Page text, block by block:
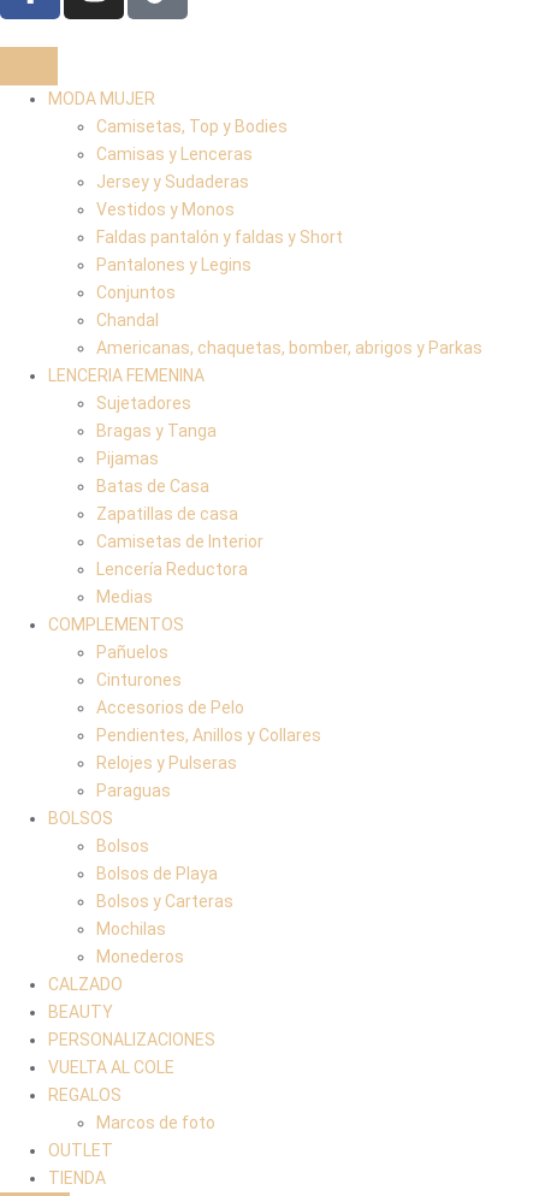
MODA MUJER
Camisetas, Top y Bodies
Camisas y Lenceras
Jersey y Sudaderas
Vestidos y Monos
Faldas pantalón y faldas y Short
Pantalones y Legins
Conjuntos
Chandal
Americanas, chaquetas, bomber, abrigos y Parkas
LENCERIA FEMENINA
Sujetadores
Bragas y Tanga
Pijamas
Batas de Casa
Zapatillas de casa
Camisetas de Interior
Lencería Reductora
Medias
COMPLEMENTOS
Pañuelos
Cinturones
Accesorios de Pelo
Pendientes, Anillos y Collares
Relojes y Pulseras
Paraguas
BOLSOS
Bolsos
Bolsos de Playa
Bolsos y Carteras
Mochilas
Monederos
CALZADO
BEAUTY
PERSONALIZACIONES
VUELTA AL COLE
REGALOS
Marcos de foto
OUTLET
TIENDA